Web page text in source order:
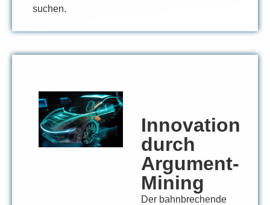
suchen.
Innovation
durch
Argument-
Mining
Der bahnbrechende